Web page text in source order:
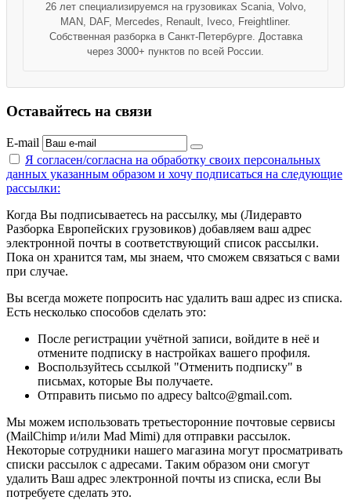
26 лет специализируемся на грузовиках Scania, Volvo,
MAN, DAF, Mercedes, Renault, Iveco, Freightliner.
Собственная разборка в Санкт-Петербурге. Доставка
через 3000+ пунктов по всей России.
Оставайтесь на связи
E-mail
Я согласен/согласна на обработку своих персональных
данных указанным образом и хочу подписаться на следующие
рассылки:
Когда Вы подписываетесь на рассылку, мы (Лидеравто
Разборка Европейских грузовиков) добавляем ваш адрес
электронной почты в соответствующий список рассылки.
Пока он хранится там, мы знаем, что сможем связаться с вами
при случае.
Вы всегда можете попросить нас удалить ваш адрес из списка.
Есть несколько способов сделать это:
После регистрации учётной записи, войдите в неё и
отмените подписку в настройках вашего профиля.
Воспользуйтесь ссылкой "Отменить подписку" в
письмах, которые Вы получаете.
Отправить письмо по адресу baltco@gmail.com.
Мы можем использовать третьесторонние почтовые сервисы
(MailChimp и/или Mad Mimi) для отправки рассылок.
Некоторые сотрудники нашего магазина могут просматривать
списки рассылок с адресами. Таким образом они смогут
удалить Ваш адрес электронной почты из списка, если Вы
потребуете сделать это.